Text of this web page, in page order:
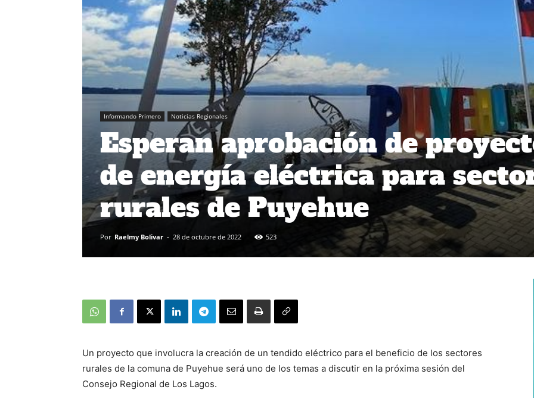
Informando Primero Noticias Regionales
Esperan aprobación de
de energía eléctrica para
rurales de Puyehue
Por Raelmy Bolivar - 28 de octubre de 2022 523
Un proyecto que involucra la creación de un tendido eléctrico para el beneficio de los sectores
rurales de la comuna de Puyehue será uno de los temas a discutir en la próxima sesión del
Consejo Regional de Los Lagos.